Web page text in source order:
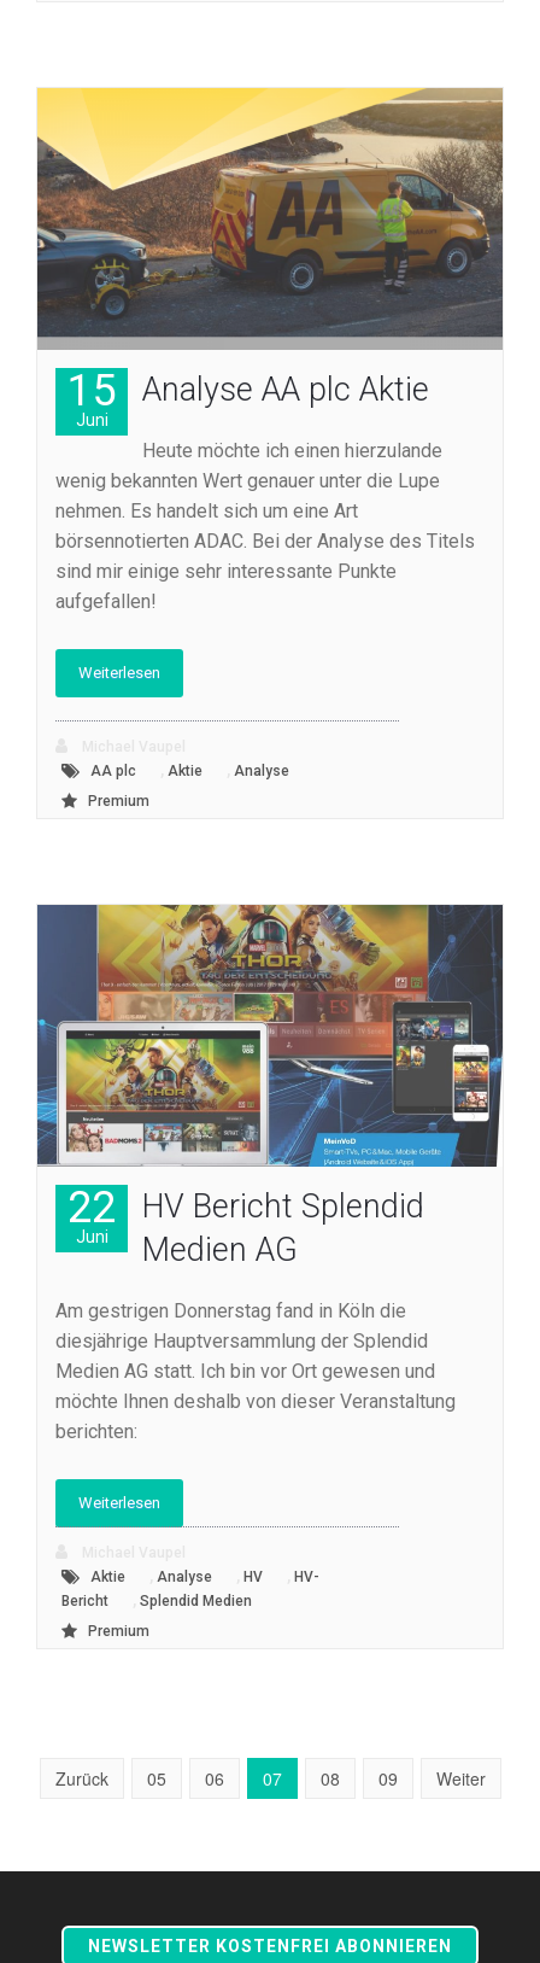
15
Juni
Analyse AA plc Aktie
Heute möchte ich einen hierzulande
wenig bekannten Wert genauer unter die Lupe
nehmen. Es handelt sich um eine Art
börsennotierten ADAC. Bei der Analyse des Titels
sind mir einige sehr interessante Punkte
aufgefallen!
Weiterlesen
AA plc
Aktie
Analyse
Premium
22
Juni
HV Bericht Splendid
Medien AG
Am gestrigen Donnerstag fand in Köln die
diesjährige Hauptversammlung der Splendid
Medien AG statt. Ich bin vor Ort gewesen und
möchte Ihnen deshalb von dieser Veranstaltung
berichten:
Weiterlesen
Aktie
Analyse HV
HV-
Bericht
Splendid Medien
Premium
Zurück 05 06 07 08 09 Weiter
NEWSLETTER KOSTENFREI ABONNIEREN